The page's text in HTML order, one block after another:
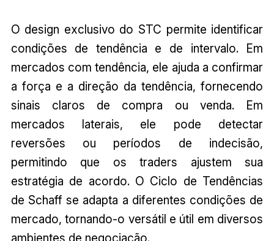
O design exclusivo do STC permite identificar
condições de tendência e de intervalo. Em
mercados com tendência, ele ajuda a confirmar
a força e a direção da tendência, fornecendo
sinais claros de compra ou venda. Em
mercados laterais, ele pode detectar
reversões ou períodos de indecisão,
permitindo que os traders ajustem sua
estratégia de acordo. O Ciclo de Tendências
de Schaff se adapta a diferentes condições de
mercado, tornando-o versátil e útil em diversos
ambientes de negociação.